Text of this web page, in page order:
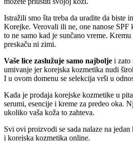
Istražili smo šta treba da uradite da biste
Korejke. Verovali ili ne, one nanose SPF
to ne samo kad je sunčano vreme.
preskaču ni zimi.
Vaše lice zaslužuje samo najbolje i zato
umivanje jer korejska kozmetika nudi
I u ovom domenu se selekcija vrši u
Kada je prodaja korejske kozmetike u
serumi, esencije i kreme za predeo oka.
ukoliko vaša koža to zahteva.
Svi ovi proizvodi se sada nalaze na
i korejska kozmetika online.